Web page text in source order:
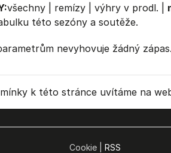
všechny| remízy| výhry v prodl.
této sezóny a soutěže.
nevyhovuje žádný zápas.
k této stránce uvítáme na
Cookie | RSS